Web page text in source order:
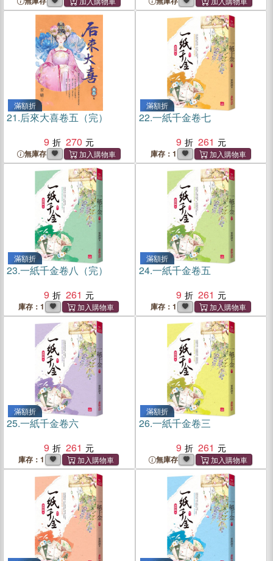
滿額折
21.后來大喜卷五（完）
9
270
無庫存
滿額折
22.一紙千金卷七
9
261
庫存：1
滿額折
23.一紙千金卷八（完）
9
261
庫存：1
滿額折
24.一紙千金卷五
9
261
庫存：1
滿額折
25.一紙千金卷六
9
261
庫存：1
滿額折
26.一紙千金卷三
9
261
無庫存